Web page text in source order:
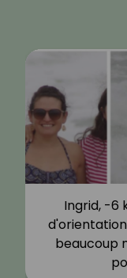
Ingrid, -6
beaucoup